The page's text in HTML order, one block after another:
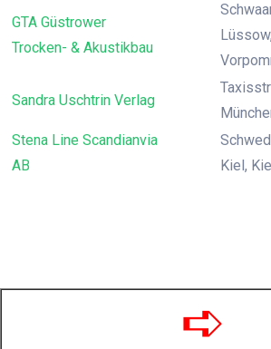
GTA Güstrower
Trocken- & Akustikbau
Sandra Uschtrin Verlag
Stena Line Scandianvia
AB
Kiel,